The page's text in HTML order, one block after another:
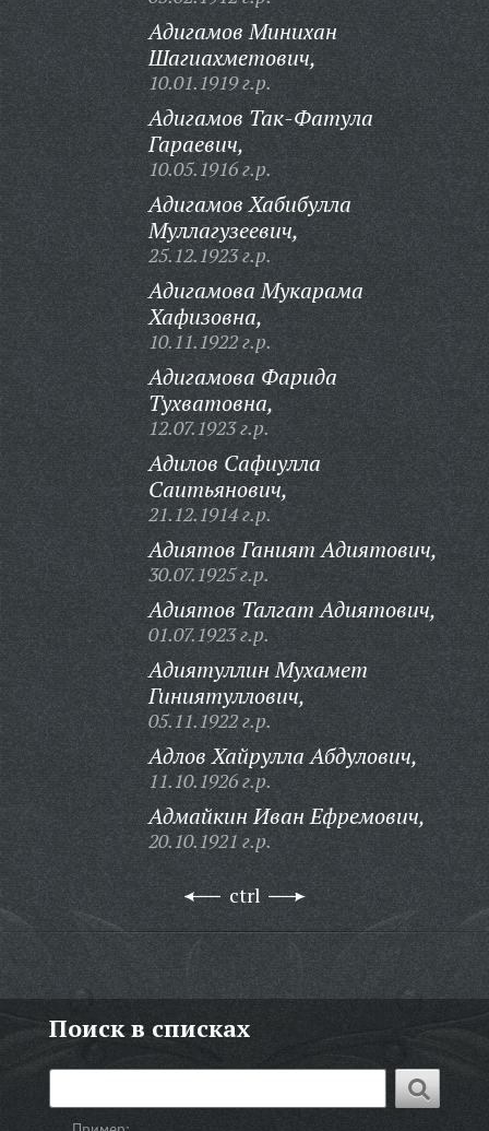
Адигамов Минихан
Шагиахметович,
10.01.1919 г.р.
Адигамов Так-Фатула
Гараевич,
10.05.1916 г.р.
Адигамов Хабибулла
Муллагузеевич,
25.12.1923 г.р.
Адигамова Мукарама
Хафизовна,
10.11.1922 г.р.
Адигамова Фарида
Тухватовна,
12.07.1923 г.р.
Адилов Сафиулла
Саитьянович,
21.12.1914 г.р.
Адиятов Ганият Адиятович,
30.07.1925 г.р.
Адиятов Талгат Адиятович,
01.07.1923 г.р.
Адиятуллин Мухамет
Гиниятуллович,
05.11.1922 г.р.
Адлов Хайрулла Абдулович,
11.10.1926 г.р.
Адмайкин Иван Ефремович,
20.10.1921 г.р.
ctrl
Поиск в списках